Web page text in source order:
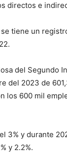
directos e
tiene un
del Segundo
del 2023 de
los 600 mil
3% y durante
y 2.2%.